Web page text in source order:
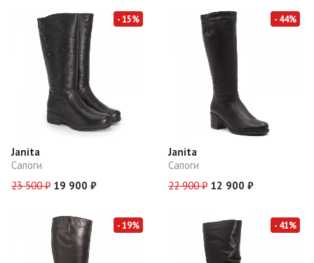
- 15%
Janita
Сапоги
23 500 ₽ 19 900 ₽
- 44%
Janita
Сапоги
22 900 ₽ 12 900 ₽
- 19% - 41%